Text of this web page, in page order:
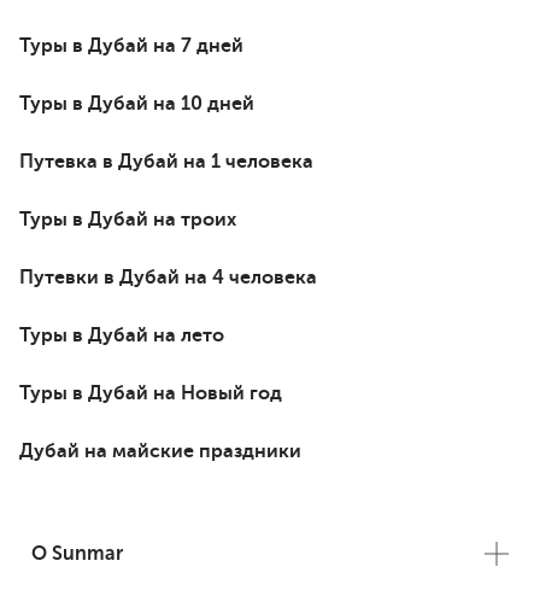
Туры в Дубай на 7 дней
Туры в Дубай на 10 дней
Путевка в Дубай на 1 человека
Туры в Дубай на троих
Путевки в Дубай на 4 человека
Туры в Дубай на лето
Туры в Дубай на Новый год
Дубай на майские праздники
О Sunmar